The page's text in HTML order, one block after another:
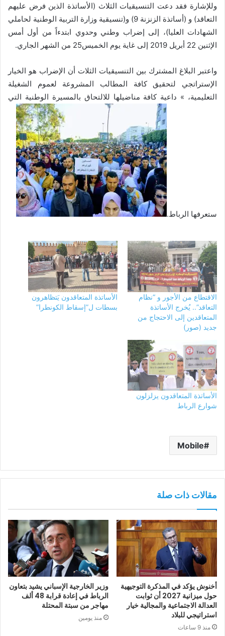
وللإشارة فقد دعت التنسيقيات الثلاث (الأساتذة الذين فرض عليهم
التعاقد) و (أساتذة الزنزنة 9) و(تنسيقية وزارة التربية الوطنية لحاملي
الشهادات العليا)، إلى إضراب وطني وحدوي ابتدءاً من أول أمس
الإثنين 22 أبريل 2019 إلى غاية يوم الخميس25 من الشهر الجاري.
واعتبر البلاغ المشترك بين التنسيقيات الثلات أن الإضراب هو الخيار
الإستراتجي لتحقيق كافة المطالب المشروعة لعموم الشغيلة
التعليمية، » داعية كافة مناضيلها للالتحاق بالمسيرة الوطنية التي
ستعرفها الرباط.
الاقتطاع من الأجور و “نظام
التعاقد”.. يُخرج الأساتذة
المتعاقدين إلى الاحتجاج من
جديد (صور)
الأساتذة المتعاقدون يَتظاهرون
بسطات ل”إسقاط الكونطرا”
الأساتذة المتعاقدون يزلزلون
شوارع الرباط
Mobile
مقالات ذات صلة
أخنوش يؤكد في المذكرة التوجيهية
حول ميزانية 2027 أن ثوابت
العدالة الاجتماعية والمجالية خيار
استراتيجي للبلاد
منذ 9 ساعات
وزير الخارجية الإسباني يشيد بتعاون
الرباط في إعادة قرابة 48 ألف
مهاجر من سبتة المحتلة
منذ يومين